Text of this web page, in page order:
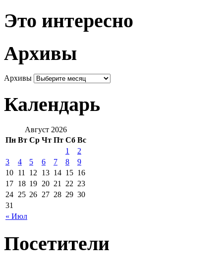
Это интересно
Архивы
Архивы
Календарь
Август 2026
Пн Вт Ср Чт Пт Сб Вс
« Июл
1
2
3
4 5 6 7 8
9
10 11 12 13 14 15 16
17 18 19 20 21 22 23
24 25 26 27 28 29 30
31
Посетители